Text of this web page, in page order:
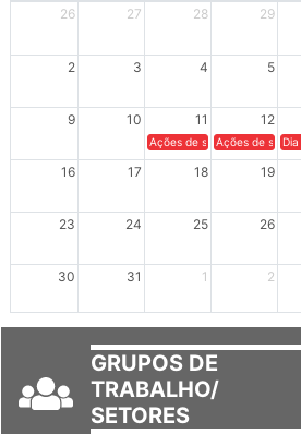
26
27 28 29
2 3 4 5
9 10 11 12
Ações de solidariedade a
Ações de
16 17 18 19
23 24 25 26
30 31 1 2
GRUPOS DE
TRABALHO/
SETORES